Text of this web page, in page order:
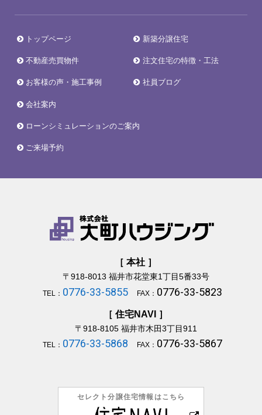
トップページ 新築分譲住宅
不動産売買物件 注文住宅の特徴・工法
お客様の声・施工事例 社員ブログ
会社案内
ローンシミュレーションのご案内
ご来場予約
［ 本社 ］
〒918-8013 福井市花堂東1丁目5番33号
TEL： 0776-33-5855 FAX： 0776-33-5823
［ 住宅NAVI ］
〒918-8105福井市木田3丁目911
TEL： 0776-33-5868 FAX： 0776-33-5867
セレクト分譲住宅情報はこちら